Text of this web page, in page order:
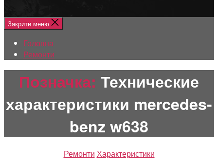
Закрити меню
Головна
Ремонти
Позначка: Технические
характеристики mercedes-
benz w638
Категорії
Ремонти Характеристики